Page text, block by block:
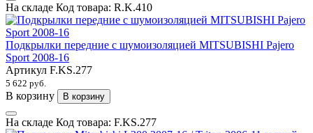
На складе Код товара: R.K.410
Подкрылки передние с шумоизоляцией MITSUBISHI Pajero
Sport 2008-16
Артикул F.KS.277
5 622 руб.
В корзину В корзину
На складе Код товара: F.KS.277